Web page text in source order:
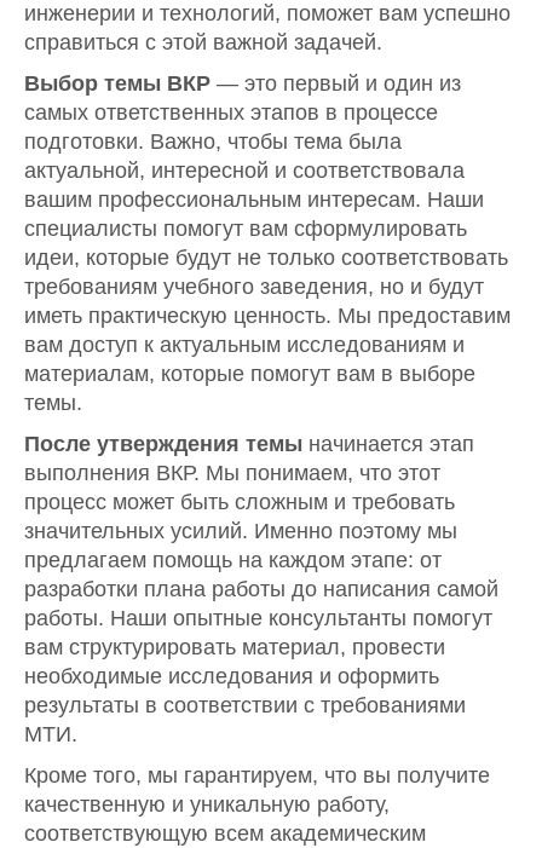
инженерии и технологий, поможет вам успешно
справиться с этой важной задачей.
Выбор темы ВКР — это первый и один из
самых ответственных этапов в процессе
подготовки. Важно, чтобы тема была
актуальной, интересной и соответствовала
вашим профессиональным интересам. Наши
специалисты помогут вам сформулировать
идеи, которые будут не только соответствовать
требованиям учебного заведения, но и будут
иметь практическую ценность. Мы предоставим
вам доступ к актуальным исследованиям и
материалам, которые помогут вам в выборе
темы.
После утверждения темы начинается этап
выполнения ВКР. Мы понимаем, что этот
процесс может быть сложным и требовать
значительных усилий. Именно поэтому мы
предлагаем помощь на каждом этапе: от
разработки плана работы до написания самой
работы. Наши опытные консультанты помогут
вам структурировать материал, провести
необходимые исследования и оформить
результаты в соответствии с требованиями
МТИ.
Кроме того, мы гарантируем, что вы получите
качественную и уникальную работу,
соответствующую всем академическим